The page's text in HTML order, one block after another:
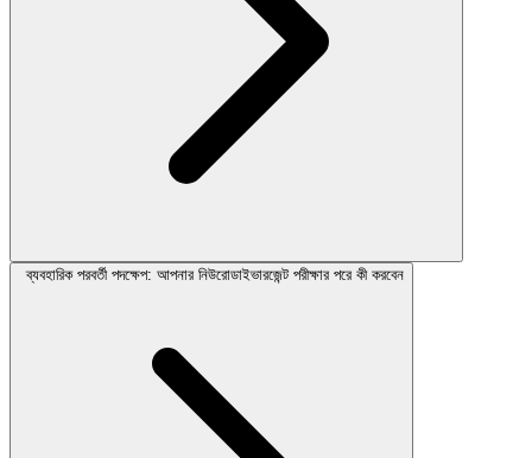
ব্যবহারিক পরবর্তী পদক্ষেপ: আপনার নিউরোডাইভারজেন্ট পরীক্ষার পরে কী করবেন